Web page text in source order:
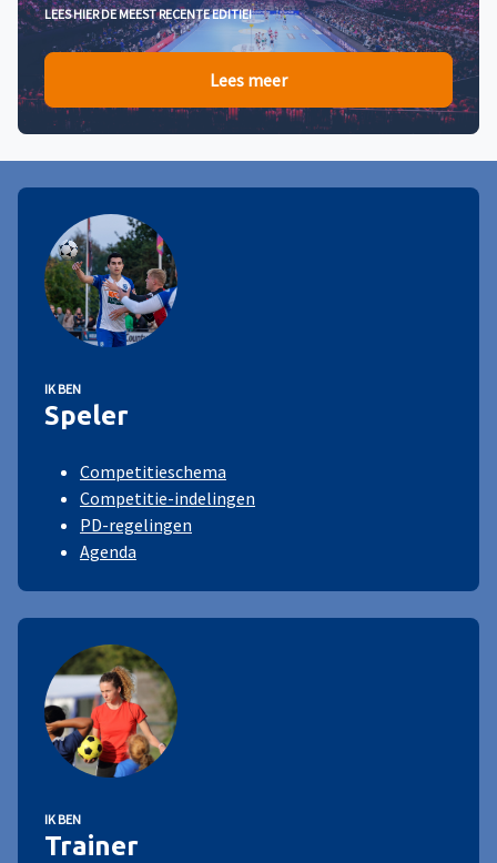
LEES HIER DE MEEST RECENTE EDITIE!
Lees meer
IK BEN
Speler
Competitieschema
Competitie-indelingen
PD-regelingen
Agenda
IK BEN
Trainer